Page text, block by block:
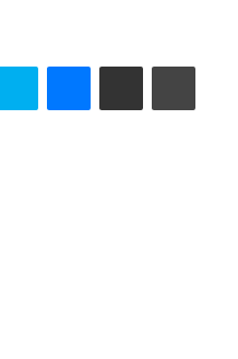
Skype Messenger
Share via Email Cetak